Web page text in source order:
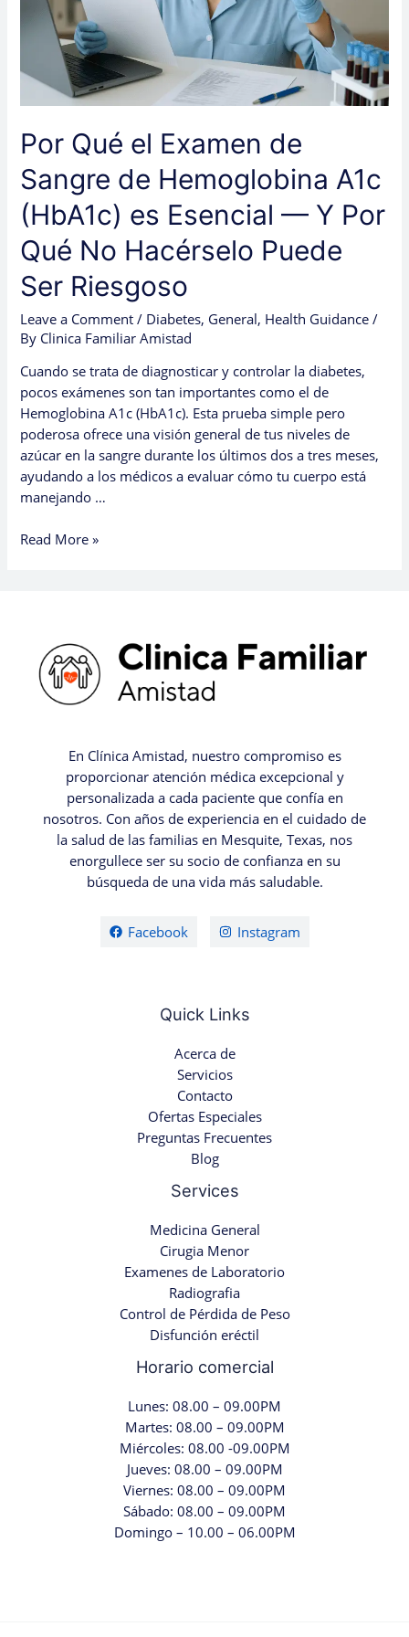
Por Qué el Examen de
Sangre de Hemoglobina A1c
(HbA1c) es Esencial — Y Por
Qué No Hacérselo Puede
Ser Riesgoso
Leave a Comment / Diabetes, General, Health Guidance /
By Clinica Familiar Amistad
Cuando se trata de diagnosticar y controlar la diabetes,
pocos exámenes son tan importantes como el de
Hemoglobina A1c (HbA1c). Esta prueba simple pero
poderosa ofrece una visión general de tus niveles de
azúcar en la sangre durante los últimos dos a tres meses,
ayudando a los médicos a evaluar cómo tu cuerpo está
manejando …
Hemoglobina
(HbA1c)
es
Esencial
Y
Qué
No
Hacérselo
Puede
Ser
Riesgoso
Read More »
En Clínica Amistad, nuestro compromiso es
proporcionar atención médica excepcional y
personalizada a cada paciente que confía en
nosotros. Con años de experiencia en el cuidado de
la salud de las familias en Mesquite, Texas, nos
enorgullece ser su socio de confianza en su
búsqueda de una vida más saludable.
Facebook Instagram
Quick Links
Acerca de
Servicios
Contacto
Ofertas Especiales
Preguntas Frecuentes
Blog
Services
Medicina General
Cirugia Menor
Examenes de Laboratorio
Radiografia
Control de Pérdida de Peso
Disfunción eréctil
Horario comercial
Lunes: 08.00 – 09.00PM
Martes: 08.00 – 09.00PM
Miércoles: 08.00 -09.00PM
Jueves: 08.00 – 09.00PM
Viernes: 08.00 – 09.00PM
Sábado: 08.00 – 09.00PM
Domingo – 10.00 – 06.00PM